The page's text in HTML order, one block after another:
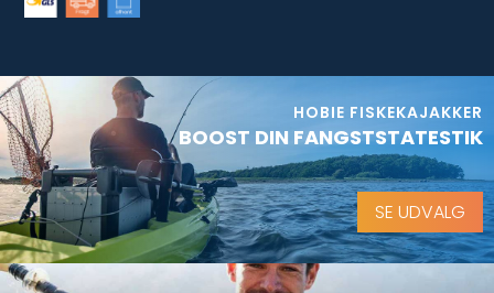
HOBIE FISKEKAJAKKER
BOOST DIN FANGSTSTATESTIK
SE UDVALG